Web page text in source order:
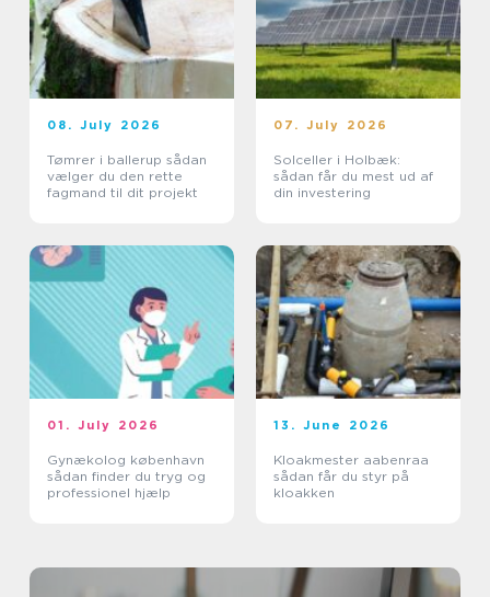
08. July 2026
Tømrer i ballerup sådan
vælger du den rette
fagmand til dit projekt
07. July 2026
Solceller i Holbæk:
sådan får du mest ud af
din investering
01. July 2026
Gynækolog københavn
sådan finder du tryg og
professionel hjælp
13. June 2026
Kloakmester aabenraa
sådan får du styr på
kloakken